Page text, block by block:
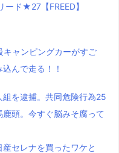
ード★27【FREED】
ャンピングカーがすご
んで走る！！
を逮捕。共同危険行為25
頭。今すぐ脳みそ腐って
産セレナを買ったワケと